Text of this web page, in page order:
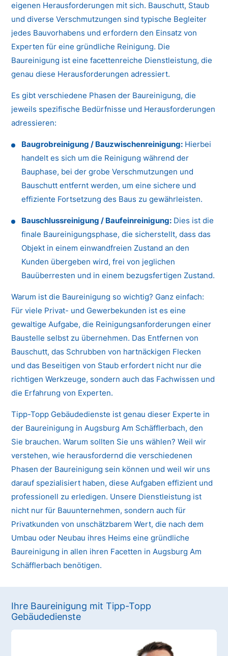
eigenen Herausforderungen mit sich. Bauschutt, Staub
und diverse Verschmutzungen sind typische Begleiter
jedes Bauvorhabens und erfordern den Einsatz von
Experten für eine gründliche Reinigung. Die
Baureinigung ist eine facettenreiche Dienstleistung, die
genau diese Herausforderungen adressiert.
Es gibt verschiedene Phasen der Baureinigung, die
jeweils spezifische Bedürfnisse und Herausforderungen
adressieren:
Baugrobreinigung / Bauzwischenreinigung: Hierbei
handelt es sich um die Reinigung während der
Bauphase, bei der grobe Verschmutzungen und
Bauschutt entfernt werden, um eine sichere und
effiziente Fortsetzung des Baus zu gewährleisten.
Bauschlussreinigung / Baufeinreinigung: Dies ist die
finale Baureinigungsphase, die sicherstellt, dass das
Objekt in einem einwandfreien Zustand an den
Kunden übergeben wird, frei von jeglichen
Bauüberresten und in einem bezugsfertigen Zustand.
Warum ist die Baureinigung so wichtig? Ganz einfach:
Für viele Privat- und Gewerbekunden ist es eine
gewaltige Aufgabe, die Reinigungsanforderungen einer
Baustelle selbst zu übernehmen. Das Entfernen von
Bauschutt, das Schrubben von hartnäckigen Flecken
und das Beseitigen von Staub erfordert nicht nur die
richtigen Werkzeuge, sondern auch das Fachwissen und
die Erfahrung von Experten.
Tipp-Topp Gebäudedienste ist genau dieser Experte in
der Baureinigung in Augsburg Am Schäfflerbach, den
Sie brauchen. Warum sollten Sie uns wählen? Weil wir
verstehen, wie herausfordernd die verschiedenen
Phasen der Baureinigung sein können und weil wir uns
darauf spezialisiert haben, diese Aufgaben effizient und
professionell zu erledigen. Unsere Dienstleistung ist
nicht nur für Bauunternehmen, sondern auch für
Privatkunden von unschätzbarem Wert, die nach dem
Umbau oder Neubau ihres Heims eine gründliche
Baureinigung in allen ihren Facetten in Augsburg Am
Schäfflerbach benötigen.
Ihre Baureinigung mit Tipp-Topp
Gebäudedienste